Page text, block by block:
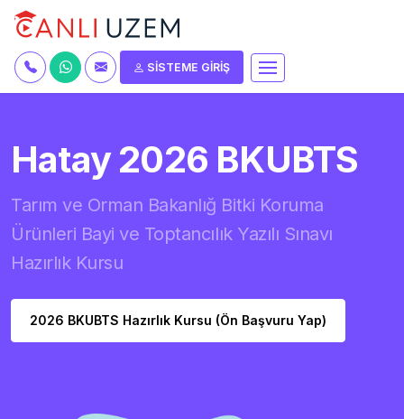
SİSTEME GİRİŞ
Hatay 2026 BKUBTS
Tarım ve Orman Bakanlığ Bitki Koruma
Ürünleri Bayi ve Toptancılık Yazılı Sınavı
Hazırlık Kursu
2026 BKUBTS Hazırlık Kursu (Ön Başvuru Yap)